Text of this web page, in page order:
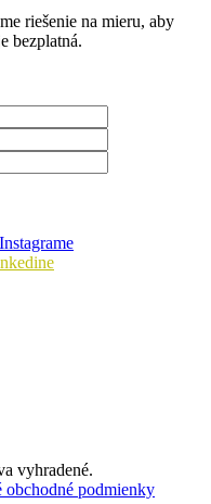
riešenie na mieru, aby
bezplatná.
vyhradené.
obchodné podmienky